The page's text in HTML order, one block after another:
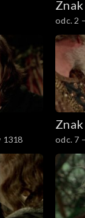
Znak
odc. 2
1318
Znak
odc. 7